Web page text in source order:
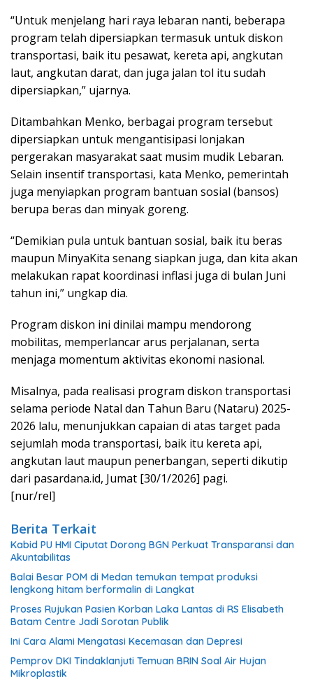
“Untuk menjelang hari raya lebaran nanti, beberapa
program telah dipersiapkan termasuk untuk diskon
transportasi, baik itu pesawat, kereta api, angkutan
laut, angkutan darat, dan juga jalan tol itu sudah
dipersiapkan,” ujarnya.
Ditambahkan Menko, berbagai program tersebut
dipersiapkan untuk mengantisipasi lonjakan
pergerakan masyarakat saat musim mudik Lebaran.
Selain insentif transportasi, kata Menko, pemerintah
juga menyiapkan program bantuan sosial (bansos)
berupa beras dan minyak goreng.
“Demikian pula untuk bantuan sosial, baik itu beras
maupun MinyaKita senang siapkan juga, dan kita akan
melakukan rapat koordinasi inflasi juga di bulan Juni
tahun ini,” ungkap dia.
Program diskon ini dinilai mampu mendorong
mobilitas, memperlancar arus perjalanan, serta
menjaga momentum aktivitas ekonomi nasional.
Misalnya, pada realisasi program diskon transportasi
selama periode Natal dan Tahun Baru (Nataru) 2025-
2026 lalu, menunjukkan capaian di atas target pada
sejumlah moda transportasi, baik itu kereta api,
angkutan laut maupun penerbangan, seperti dikutip
dari pasardana.id, Jumat [30/1/2026] pagi.
[nur/rel]
Berita Terkait
Kabid PU HMI Ciputat Dorong BGN Perkuat Transparansi dan
Akuntabilitas
Balai Besar POM di Medan temukan tempat produksi
lengkong hitam berformalin di Langkat
Proses Rujukan Pasien Korban Laka Lantas di RS Elisabeth
Batam Centre Jadi Sorotan Publik
Ini Cara Alami Mengatasi Kecemasan dan Depresi
Pemprov DKI Tindaklanjuti Temuan BRIN Soal Air Hujan
Mikroplastik